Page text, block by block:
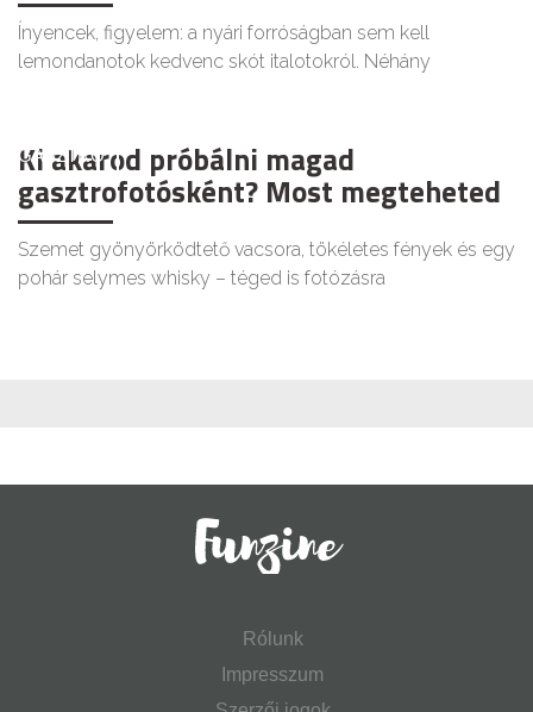
Ínyencek, figyelem: a nyári forróságban sem kell
lemondanotok kedvenc skót italotokról. Néhány
GASZTRO
Ki akarod próbálni magad
gasztrofotósként? Most megteheted
Szemet gyönyörködtető vacsora, tökéletes fények és egy
pohár selymes whisky – téged is fotózásra
Rólunk
Impresszum